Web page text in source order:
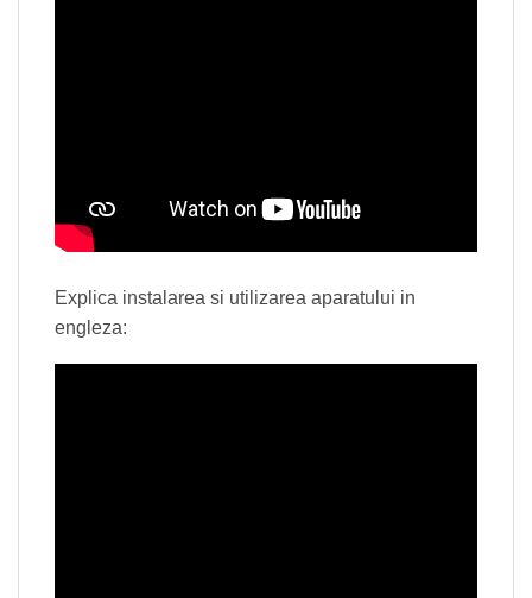
Explica instalarea si utilizarea aparatului in
engleza: